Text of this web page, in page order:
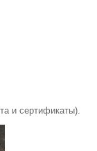
и сертификаты).